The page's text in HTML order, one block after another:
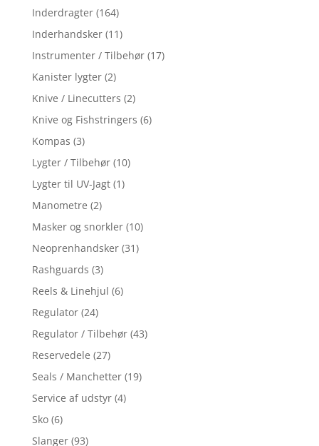
Inderdragter (164)
Inderhandsker (11)
Instrumenter / Tilbehør (17)
Kanister lygter (2)
Knive / Linecutters (2)
Knive og Fishstringers (6)
Kompas (3)
Lygter / Tilbehør (10)
Lygter til UV-Jagt (1)
Manometre (2)
Masker og snorkler (10)
Neoprenhandsker (31)
Rashguards (3)
Reels & Linehjul (6)
Regulator (24)
Regulator / Tilbehør (43)
Reservedele (27)
Seals / Manchetter (19)
Service af udstyr (4)
Sko (6)
Slanger (93)